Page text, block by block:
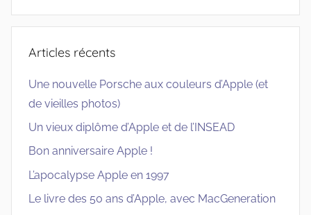
:
Articles récents
Une nouvelle Porsche aux couleurs d’Apple (et
de vieilles photos)
Un vieux diplôme d’Apple et de l’INSEAD
Bon anniversaire Apple !
L’apocalypse Apple en 1997
Le livre des 50 ans d’Apple, avec MacGeneration